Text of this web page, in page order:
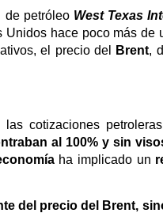
de petróleo West Texas
Unidos hace poco más de
el precio del Brent,
cotizaciones
al 100% y sin
ha implicado un
del precio del Brent,